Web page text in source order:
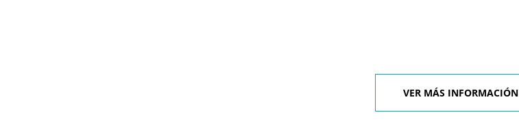
VER MÁS INFORMACIÓN